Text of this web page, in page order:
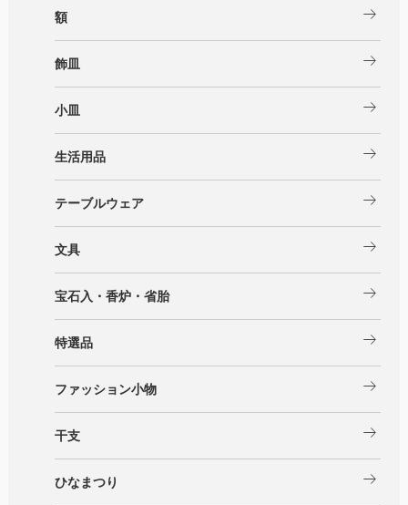
額 arrow_right_alt
飾皿 arrow_right_alt
小皿 arrow_right_alt
生活用品 arrow_right_alt
テーブルウェア arrow_right_alt
文具 arrow_right_alt
宝石入・香炉・省胎 arrow_right_alt
特選品 arrow_right_alt
ファッション小物 arrow_right_alt
干支 arrow_right_alt
ひなまつり arrow_right_alt